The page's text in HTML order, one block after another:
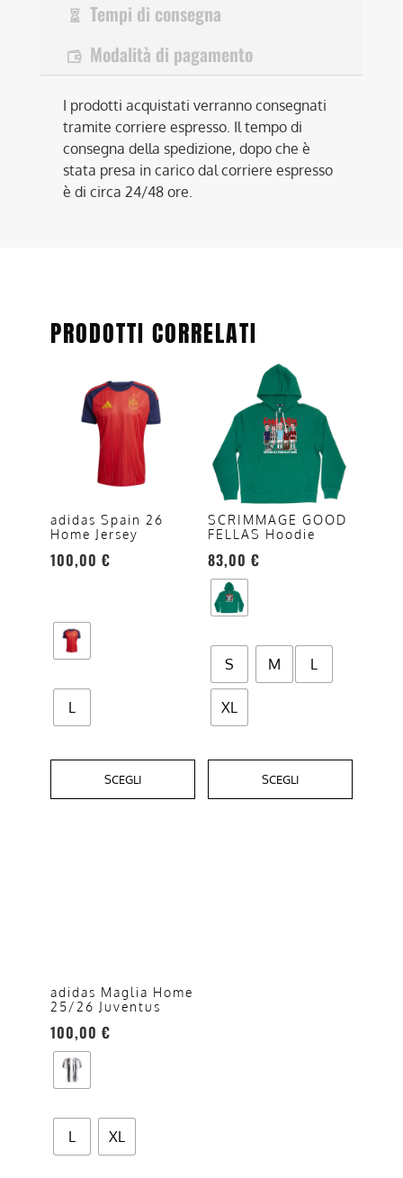
Tempi di consegna
Modalità di pagamento
I prodotti acquistati verranno consegnati
tramite corriere espresso. Il tempo di
consegna della spedizione, dopo che è
stata presa in carico dal corriere espresso
è di circa 24/48 ore.
PRODOTTI CORRELATI
adidas Spain 26
Home Jersey
100,00 €
L
SCEGLI
prodotto
varianti.
opzioni
possono
essere
pagina
del
SCRIMMAGE GOOD
FELLAS Hoodie
83,00 €
S M L
XL
SCEGLI
prodotto
più
varianti.
Le
opzioni
possono
essere
scelte
nella
prodotto
adidas Maglia Home
25/26 Juventus
100,00 €
L XL
opzioni
possono
essere
scelte
nella
del